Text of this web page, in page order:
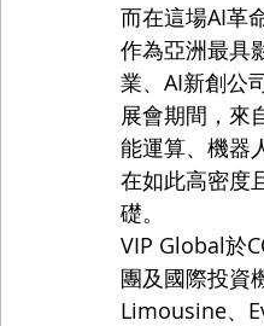
而在這場AI革
作為亞洲最具
業、AI新創公
展會期間，來
能運算、機器
在如此高密度
礎。
VIP Global於
團及國際投資
Limousine、